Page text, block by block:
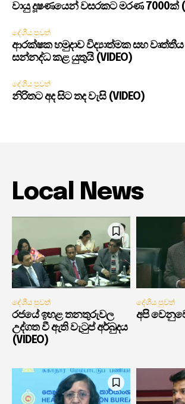
වායු දූෂණයෙන් වසරකට මරණ 7000ක්
දේශීය පුවත්
ආරක්ෂක හමුදාව විද්‍යාත්මක සහ
සන්නද්ධ කළ යුතුයි (VIDEO)
දේශීය පුවත්
නිරිතට අද සිට තද වැසි (VIDEO)
Local News
දේශීය පුවත්
රජයේ ඉහළ තනතුරුවල
උද්ගත වී ඇති වැටුප් අර්බුදය
(VIDEO)
දේශීය පුවත්
අපි